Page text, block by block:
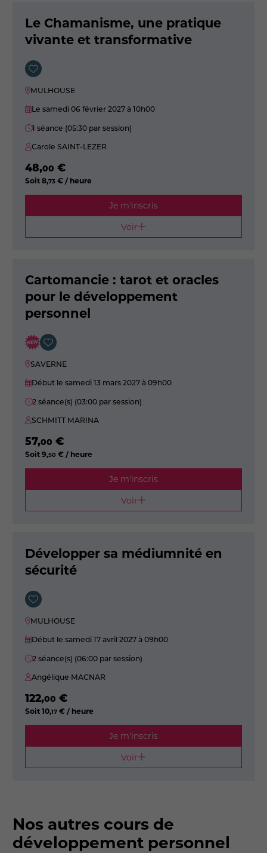
Le Chamanisme, une pratique
vivante et transformative
MULHOUSE
Le samedi 06 février 2027à 10h00
1 séance (05:30 par session)
Carole SAINT-LEZER
48,00 €
Soit8,73 € / heure
Je m'inscris
Voir
Cartomancie : tarot et oracles
pour le développement
personnel
SAVERNE
Début le samedi 13 mars 2027à 09h00
2 séance(s) (03:00 par session)
SCHMITT MARINA
57,00 €
Soit9,50 € / heure
Je m'inscris
Voir
Développer sa médiumnité en
sécurité
MULHOUSE
Début le samedi 17 avril 2027à 09h00
2 séance(s) (06:00 par session)
Angélique MACNAR
122,00 €
Soit10,17 € / heure
Je m'inscris
Voir
Nos autres cours de
développement personnel